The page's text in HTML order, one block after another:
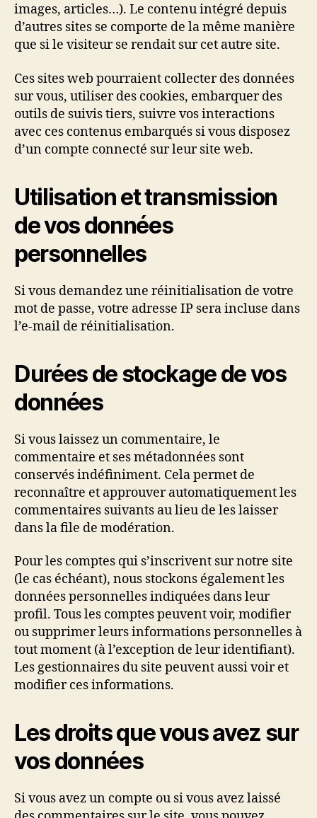
images, articles…). Le contenu intégré depuis
d’autres sites se comporte de la même manière
que si le visiteur se rendait sur cet autre site.
Ces sites web pourraient collecter des données
sur vous, utiliser des cookies, embarquer des
outils de suivis tiers, suivre vos interactions
avec ces contenus embarqués si vous disposez
d’un compte connecté sur leur site web.
Utilisation et transmission
de vos données
personnelles
Si vous demandez une réinitialisation de votre
mot de passe, votre adresse IP sera incluse dans
l’e-mail de réinitialisation.
Durées de stockage de vos
données
Si vous laissez un commentaire, le
commentaire et ses métadonnées sont
conservés indéfiniment. Cela permet de
reconnaître et approuver automatiquement les
commentaires suivants au lieu de les laisser
dans la file de modération.
Pour les comptes qui s’inscrivent sur notre site
(le cas échéant), nous stockons également les
données personnelles indiquées dans leur
profil. Tous les comptes peuvent voir, modifier
ou supprimer leurs informations personnelles à
tout moment (à l’exception de leur identifiant).
Les gestionnaires du site peuvent aussi voir et
modifier ces informations.
Les droits que vous avez sur
vos données
Si vous avez un compte ou si vous avez laissé